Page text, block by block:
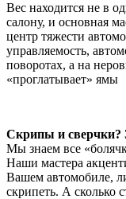
Вес находится не в
салону, и основная
центр тяжести
управляемость,
поворотах, а на
«проглатывает» ямы
Скрипы и сверчки?
Мы знаем все
Наши мастера
Вашем автомобиле,
скрипеть. А сколько